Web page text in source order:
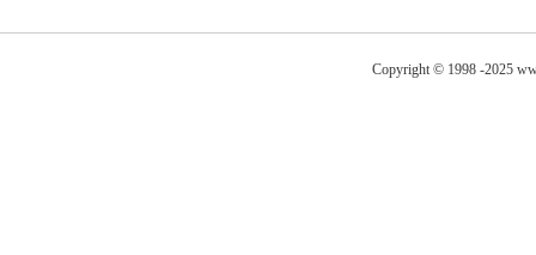
Copyright © 1998 -2025